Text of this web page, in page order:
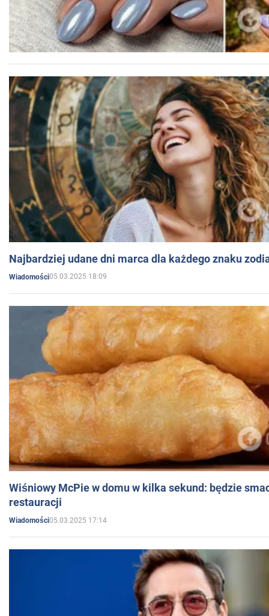
Najbardziej udane dni marca dla każdego znaku
Wiadomości05.03.2025 18:09
Wiśniowy McPie w domu w kilka sekund: będzie
restauracji
Wiadomości05.03.2025 17:14